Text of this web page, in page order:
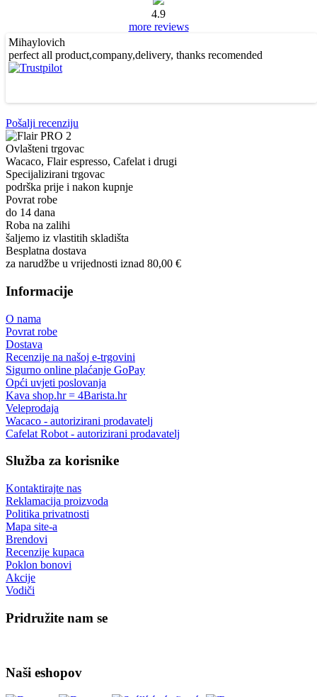
4.9
more reviews
Mihaylovich
perfect all product,company,delivery, thanks recomended
Pošalji recenziju
Ovlašteni trgovac
Wacaco, Flair espresso, Cafelat i drugi
Specijalizirani trgovac
podrška prije i nakon kupnje
Povrat robe
do 14 dana
Roba na zalihi
šaljemo iz vlastitih skladišta
Besplatna dostava
za narudžbe u vrijednosti iznad 80,00 €
Informacije
O nama
Povrat robe
Dostava
Recenzije na našoj e-trgovini
Sigurno online plaćanje GoPay
Opći uvjeti poslovanja
Kava shop.hr = 4Barista.hr
Veleprodaja
Wacaco - autorizirani prodavatelj
Cafelat Robot - autorizirani prodavatelj
Služba za korisnike
Kontaktirajte nas
Reklamacija proizvoda
Politika privatnosti
Mapa site-a
Brendovi
Recenzije kupaca
Poklon bonovi
Akcije
Vodiči
Pridružite nam se
Naši eshopov